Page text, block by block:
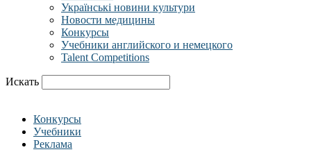
Українські новини культури
Новости медицины
Конкурсы
Учебники английского и немецкого
Talent Competitions
Искать
Конкурсы
Учебники
Реклама